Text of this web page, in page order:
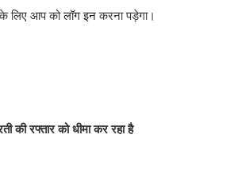
के लिए आप कोलॉग इनकरना पड़ेगा।
की रफ्तार को धीमा कर रहा है